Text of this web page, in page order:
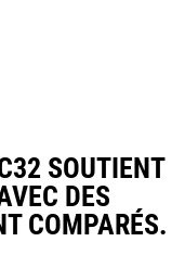
SOUTIENT
DES
COMPARÉS.